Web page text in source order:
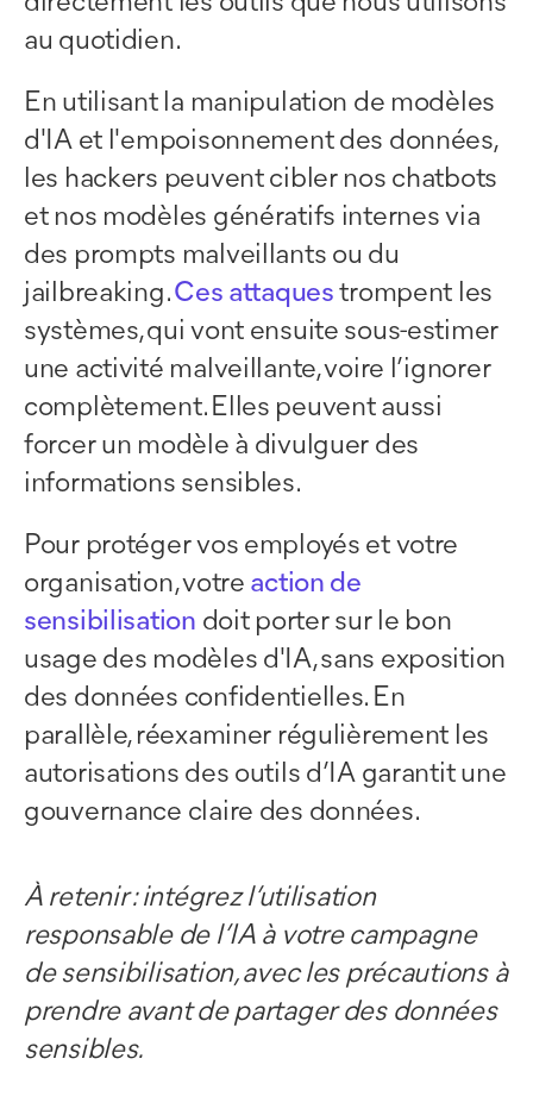
au quotidien.
En utilisant la manipulation de modèles
d'IA et l'empoisonnement des données,
les hackers peuvent cibler nos chatbots
et nos modèles génératifs internes via
des prompts malveillants ou du
jailbreaking.Ces attaques trompent les
systèmes, qui vont ensuite sous-estimer
une activité malveillante, voire l’ignorer
complètement. Elles peuvent aussi
forcer un modèle à divulguer des
informations sensibles.
Pour protéger vos employés et votre
organisation, votre action de
sensibilisation doit porter sur le bon
usage des modèles d'IA, sans exposition
des données confidentielles. En
parallèle, réexaminer régulièrement les
autorisations des outils d’IA garantit une
gouvernance claire des données.
À retenir : intégrez l’utilisation
responsable de l’IA à votre campagne
de sensibilisation, avec les précautions à
prendre avant de partager des données
sensibles.